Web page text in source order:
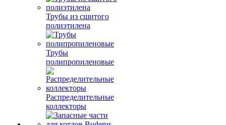
Трубы из сшитого
полиэтилена
Трубы
полипропиленовые
Распределительные
коллекторы